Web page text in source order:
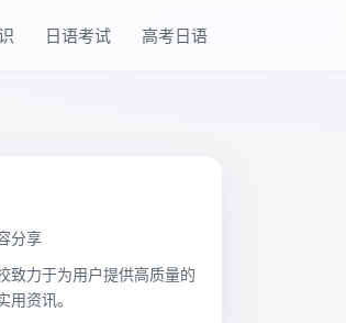
日语考试 高考日语
分享
致力于为用户提供高质量的
用资讯。